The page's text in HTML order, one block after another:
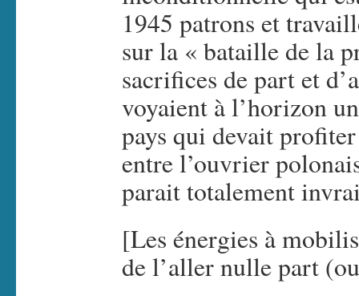
1945 patrons et
sur la « bataille de la
sacrifices de part et
voyaient à l’horizon
pays qui devait
entre l’ouvrier
parait totalement
[Les énergies à
de l’aller nulle part